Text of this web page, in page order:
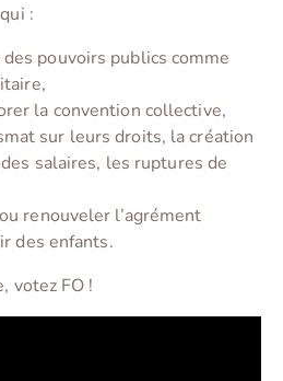
:
pouvoirs publics comme
la convention collective,
sur leurs droits, la création
salaires, les ruptures de
renouveler l’agrément
des enfants.
votez FO !